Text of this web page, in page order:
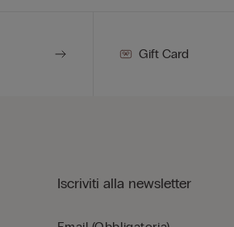
Gift Card
Iscriviti alla newsletter